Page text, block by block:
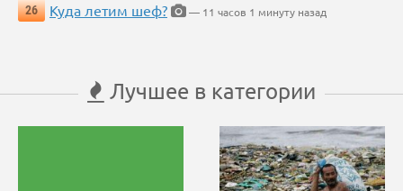
26
Куда летим шеф? — 11 часов 1 минуту назад
Лучшее в категории